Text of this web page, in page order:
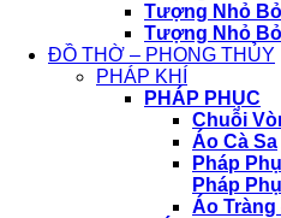
Tượng Nhỏ
Tượng Nhỏ
ĐỒ THỜ – PHONG THỦY
PHÁP KHÍ
PHÁP PHỤC
Chuỗi
Áo Cà Sa
Pháp
Pháp
Áo Tràng